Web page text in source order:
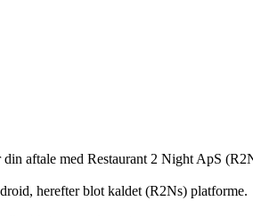
aftale med Restaurant 2 Night ApS
herefter blot kaldet (R2Ns) platforme.